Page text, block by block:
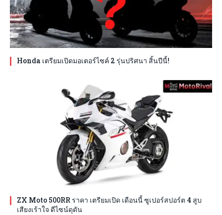
Honda เตรียมเปิดมอเตอร์ไซค์ 2 รุ่นปริศนา สิ้นปีนี้!
ZX Moto 500RR ราคา เตรียมเปิด เดือนนี้ ซูเปอร์สปอร์ต 4 สูบ
เสียงเร้าใจ ดีไซน์ดุดัน